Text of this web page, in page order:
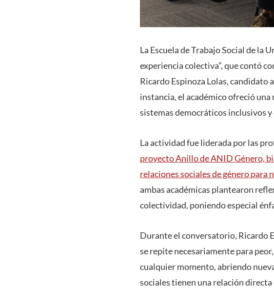
La Escuela de Trabajo Social de la
experiencia colectiva”, que contó
Ricardo Espinoza Lolas, candidato
instancia, el académico ofreció
sistemas democráticos inclusivos
La actividad fue liderada por las
proyecto Anillo de ANID Género,
relaciones sociales de género para
ambas académicas plantearon
colectividad, poniendo especial
Durante el conversatorio, Ricardo
se repite necesariamente para
cualquier momento, abriendo
sociales tienen una relación